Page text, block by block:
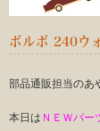
ボルボ 240ウ
部品通販担当のあ
本日は ＮＥＷパー